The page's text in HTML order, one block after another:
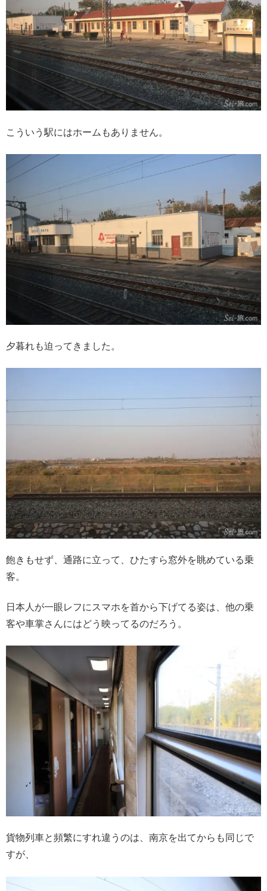
こういう駅にはホームもありません。
夕暮れも迫ってきました。
飽きもせず、通路に立って、ひたすら窓外を眺めている乗
客。
日本人が一眼レフにスマホを首から下げてる姿は、他の乗
客や車掌さんにはどう映ってるのだろう。
貨物列車と頻繁にすれ違うのは、南京を出てからも同じで
すが、